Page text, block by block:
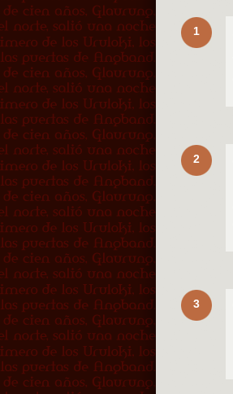
1
2
3